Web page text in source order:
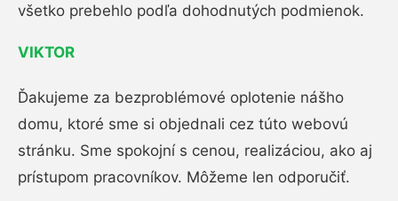
všetko prebehlo podľa dohodnutých podmienok.
VIKTOR
Ďakujeme za bezproblémové oplotenie nášho
domu, ktoré sme si objednali cez túto webovú
stránku. Sme spokojní s cenou, realizáciou, ako aj
prístupom pracovníkov. Môžeme len odporučiť.